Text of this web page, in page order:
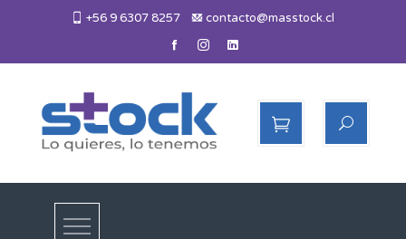
+56 9 6307 8257 contacto@masstock.cl
Más Stock